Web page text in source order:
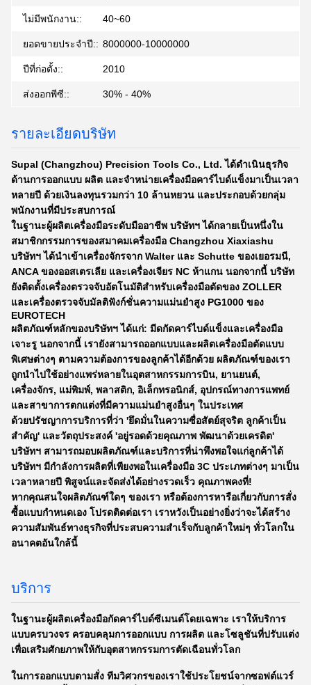
ไม่มีพนักงาน:: 40~60
ยอดขายประจำปี:: 8000000-10000000
ปีที่ก่อตั้ง:: 2010
ส่งออกพีซี:: 30% - 40%
รายละเอียดบริษัท
Supal (Changzhou) Precision Tools Co., Ltd. ได้ดำเนินธุรกิจ
ด้านการออกแบบ ผลิต และจำหน่ายเครื่องมือคาร์ไบด์แข็งมาเป็นเวลา
หลายปี ด้วยเงินลงทุนรวมกว่า 10 ล้านหยวน และประกอบด้วยกลุ่ม
พนักงานที่มีประสบการณ์
ในฐานะผู้ผลิตเครื่องมือระดับมืออาชีพ บริษัทฯ ได้กลายเป็นหนึ่งใน
สมาชิกกรรมการของสมาคมเครื่องมือ Changzhou Xiaxiashu
บริษัทฯ ได้นำเข้าเครื่องจักรจาก Walter และ Schutte ของเยอรมนี,
ANCA ของออสเตรเลีย และเครื่องเจียร NC ห้าแกน นอกจากนี้ บริษัท
ยังติดตั้งเครื่องตรวจจับอัตโนมัติสำหรับเครื่องมือตัดของ ZOLLER
และเครื่องตรวจจับมัลติฟังก์ชั่นความแม่นยำสูง PG1000 ของ
EUROTECH
ผลิตภัณฑ์หลักของบริษัทฯ ได้แก่: มีดกัดคาร์ไบด์แข็งและเครื่องมือ
เจาะรู นอกจากนี้ เรายังสามารถออกแบบและผลิตเครื่องมือตัดแบบ
พิเศษต่างๆ ตามความต้องการของลูกค้าได้อีกด้วย ผลิตภัณฑ์ของเรา
ถูกนำไปใช้อย่างแพร่หลายในอุตสาหกรรมการบิน, ยานยนต์,
เครื่องจักร, แม่พิมพ์, พลาสติก, อิเล็กทรอนิกส์, อุปกรณ์ทางการแพทย์
และสาขาการตกแต่งที่มีความแม่นยำสูงอื่นๆ ในประเทศ
ด้วยปรัชญาการบริการที่ว่า 'ยึดมั่นในความซื่อสัตย์สุจริต ลูกค้าเป็น
สำคัญ' และวัตถุประสงค์ 'อยู่รอดด้วยคุณภาพ พัฒนาด้วยเครดิต'
บริษัทฯ สามารถมอบผลิตภัณฑ์และบริการที่น่าพึงพอใจแก่ลูกค้าได้
บริษัทฯ มีกำลังการผลิตที่เพียงพอในเครื่องมือ 3C ประเภทต่างๆ มาเป็น
เวลาหลายปี พิสูจน์และจัดส่งได้อย่างรวดเร็ว คุณภาพคงที่!
หากคุณสนใจผลิตภัณฑ์ใดๆ ของเรา หรือต้องการหารือเกี่ยวกับการสั่ง
ซื้อแบบกำหนดเอง โปรดติดต่อเรา เราหวังเป็นอย่างยิ่งว่าจะได้สร้าง
ความสัมพันธ์ทางธุรกิจที่ประสบความสำเร็จกับลูกค้าใหม่ๆ ทั่วโลกใน
อนาคตอันใกล้นี้
บริการ
ในฐานะผู้ผลิตเครื่องมือกัดคาร์ไบด์ซีเมนต์โดยเฉพาะ เราให้บริการ
แบบครบวงจร ครอบคลุมการออกแบบ การผลิต และโซลูชันที่ปรับแต่ง
เพื่อเสริมศักยภาพให้กับอุตสาหกรรมการตัดเฉือนทั่วโลก​
ในการออกแบบตามสั่ง ทีมวิศวกรของเราใช้ประโยชน์จากซอฟต์แวร์